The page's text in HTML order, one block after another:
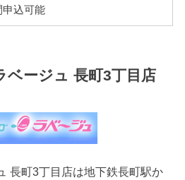
申込可能
ベージュ 長町3丁目店
長町3丁目店は地下鉄長町駅か